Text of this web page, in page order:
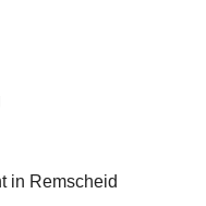
in Remscheid